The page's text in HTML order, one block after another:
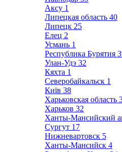
Аксу 1
Липецкая область 40
Липецк 25
Елец 2
Усмань 1
Республика Бурятия
Улан-Удэ 32
Кяхта 1
Северобайкальск 1
Київ 38
Харьковская область
Харьков 32
Ханты-Мансийский
Сургут 17
Нижневартовск 5
Ханты-Мансийск 4